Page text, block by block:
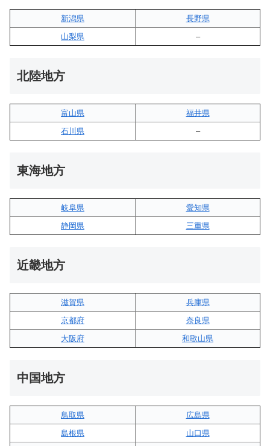
新潟県
長野県
山梨県
–
北陸地方
富山県
福井県
石川県
–
東海地方
岐阜県
愛知県
静岡県
三重県
近畿地方
滋賀県
兵庫県
京都府
奈良県
大阪府
和歌山県
中国地方
鳥取県
広島県
島根県
山口県